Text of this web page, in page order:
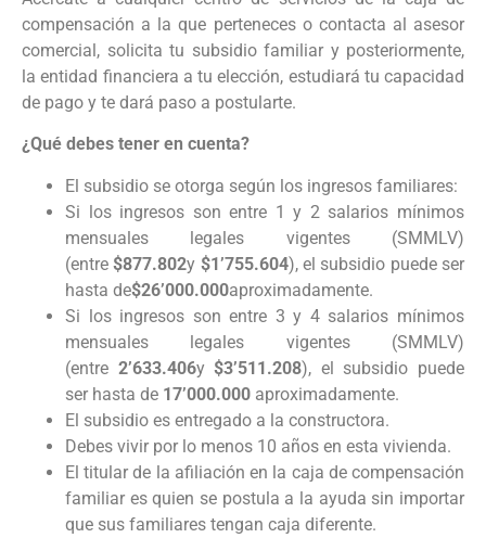
compensación a la que perteneces o contacta al asesor
comercial, solicita tu subsidio familiar y posteriormente,
la entidad financiera a tu elección, estudiará tu capacidad
de pago y te dará paso a postularte.
¿Qué debes tener en cuenta?
El subsidio se otorga según los ingresos familiares:
Si los ingresos son entre 1 y 2 salarios mínimos
mensuales legales vigentes (SMMLV)
(entre$877.802y $1’755.604), el subsidio puede ser
hasta de$26’000.000aproximadamente.
Si los ingresos son entre 3 y 4 salarios mínimos
mensuales legales vigentes (SMMLV)
(entre 2’633.406y$3’511.208), el subsidio puede
ser hasta de 17’000.000 aproximadamente.
El subsidio es entregado a la constructora.
Debes vivir por lo menos 10 años en esta vivienda.
El titular de la afiliación en la caja de compensación
familiar es quien se postula a la ayuda sin importar
que sus familiares tengan caja diferente.